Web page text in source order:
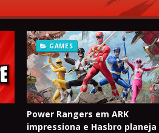
GAMES
Power Rangers em ARK
impressiona e Hasbro planeja